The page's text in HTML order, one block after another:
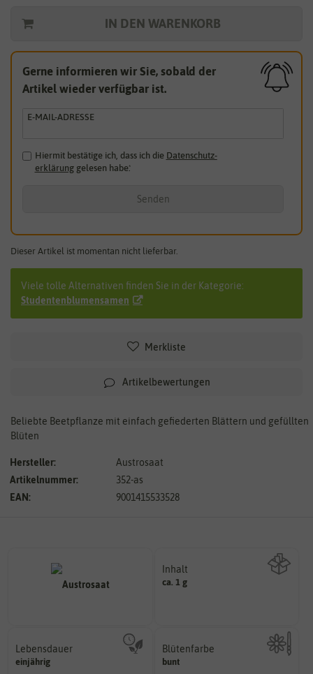
IN DEN WARENKORB
Gerne informieren wir Sie, sobald der
Artikel wieder verfügbar ist.
E-MAIL-ADRESSE
Hiermit bestätige ich, dass ich die Daten­schutz­
erklärunggelesen habe.*
Senden
Dieser Artikel ist momentan nicht lieferbar.
Viele tolle Alternativen finden Sie in der Kategorie:
Studentenblumensamen
Merkliste
Artikelbewertungen
Beliebte Beetpflanze mit einfach gefiederten Blättern und gefüllten
Blüten
Hersteller:
Austrosaat
Artikelnummer:
352-as
EAN:
9001415533528
Inhalt
ca. 1 gWie viel ist enthalten
Lebensdauer
einjährig
einjährig, zweijährig oder
mehrjährig.
Blütenfarbe
bunt
Kann auch mehrfarbig sein.